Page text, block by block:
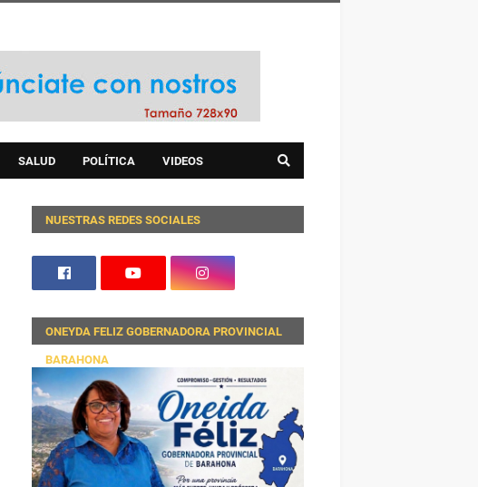
SALUD POLÍTICA VIDEOS
NUESTRAS REDES SOCIALES
ONEYDA FELIZ GOBERNADORA PROVINCIAL
BARAHONA